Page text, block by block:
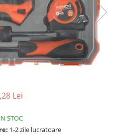
Lei
STOC
1-2 zile lucratoare